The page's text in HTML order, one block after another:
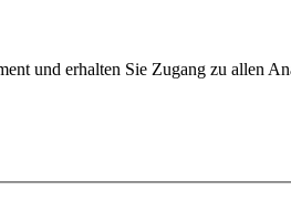
und erhalten Sie Zugang zu allen